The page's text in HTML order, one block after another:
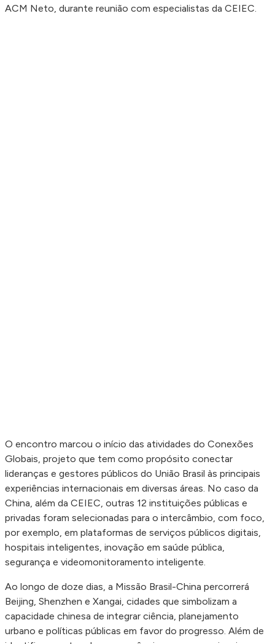
ACM Neto, durante reunião com especialistas da CEIEC.
O encontro marcou o início das atividades do Conexões
Globais, projeto que tem como propósito conectar
lideranças e gestores públicos do União Brasil às principais
experiências internacionais em diversas áreas. No caso da
China, além da CEIEC, outras 12 instituições públicas e
privadas foram selecionadas para o intercâmbio, com foco,
por exemplo, em plataformas de serviços públicos digitais,
hospitais inteligentes, inovação em saúde pública,
segurança e videomonitoramento inteligente.
Ao longo de doze dias, a Missão Brasil-China percorrerá
Beijing, Shenzhen e Xangai, cidades que simbolizam a
capacidade chinesa de integrar ciência, planejamento
urbano e políticas públicas em favor do progresso. Além de